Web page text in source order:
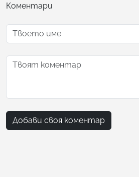
Коментари
Добави своя коментар